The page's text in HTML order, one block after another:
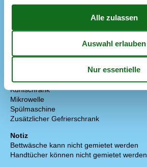
Konzepte
Hochwertige Gartenmöbel
Elektroherd
Kaffeemaschine
Kühlschrank
Mikrowelle
Spülmaschine
Zusätzlicher Gefrierschrank
Notiz
Bettwäsche kann nicht gemietet werden
Handtücher können nicht gemietet werden